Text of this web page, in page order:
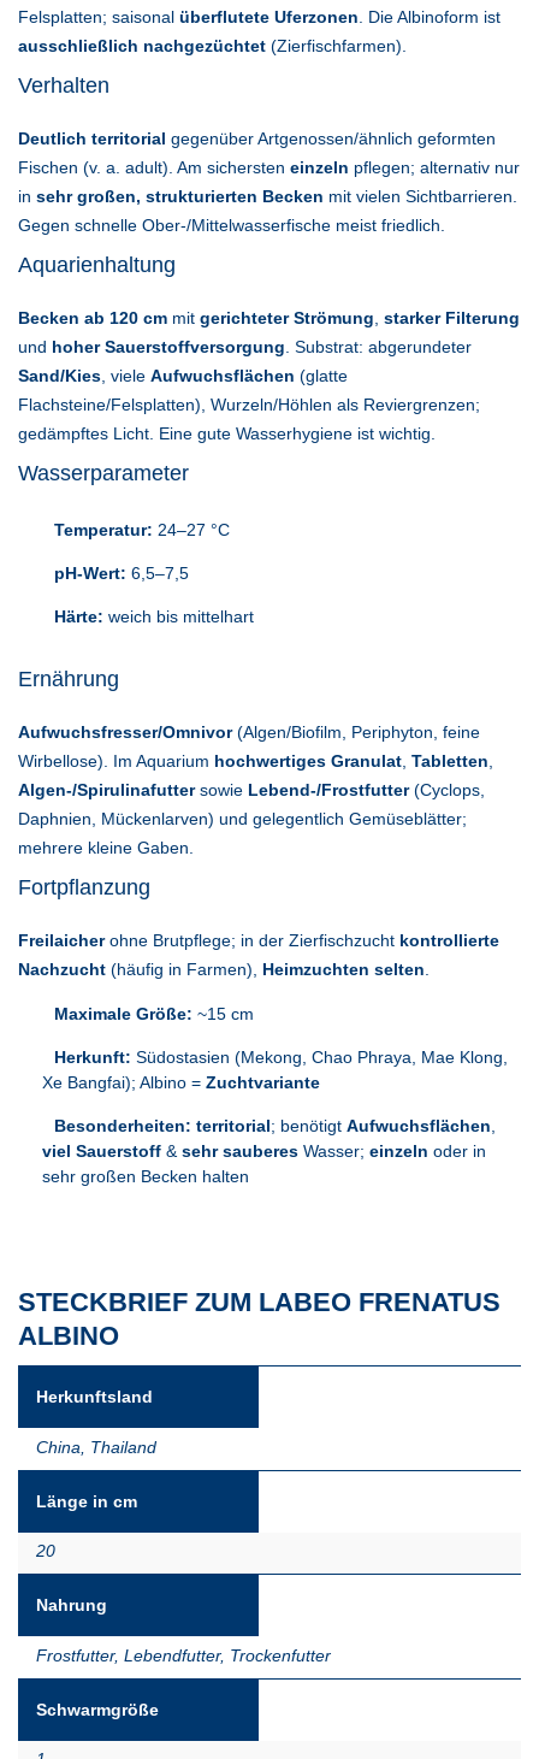
Felsplatten; saisonal überflutete Uferzonen. Die Albinoform ist
ausschließlich nachgezüchtet (Zierfischfarmen).
Verhalten
Deutlich territorial gegenüber Artgenossen/ähnlich geformten
Fischen (v. a. adult). Am sichersten einzeln pflegen; alternativ nur
in sehr großen, strukturierten Becken mit vielen Sichtbarrieren.
Gegen schnelle Ober-/Mittelwasserfische meist friedlich.
Aquarienhaltung
Becken ab 120 cm mit gerichteter Strömung, starker Filterung
und hoher Sauerstoffversorgung. Substrat: abgerundeter
Sand/Kies, viele Aufwuchsflächen (glatte
Flachsteine/Felsplatten), Wurzeln/Höhlen als Reviergrenzen;
gedämpftes Licht. Eine gute Wasserhygiene ist wichtig.
Wasserparameter
Temperatur: 24–27 °C
pH-Wert: 6,5–7,5
Härte: weich bis mittelhart
Ernährung
Aufwuchsfresser/Omnivor(Algen/Biofilm, Periphyton, feine
Wirbellose). Im Aquarium hochwertiges Granulat, Tabletten,
Algen-/Spirulinafuttersowie Lebend-/Frostfutter(Cyclops,
Daphnien, Mückenlarven) und gelegentlich Gemüseblätter;
mehrere kleine Gaben.
Fortpflanzung
Freilaicherohne Brutpflege; in der Zierfischzucht kontrollierte
Nachzucht (häufig in Farmen), Heimzuchten selten.
Maximale Größe: ~15 cm
Herkunft: Südostasien (Mekong, Chao Phraya, Mae Klong,
Xe Bangfai); Albino = Zuchtvariante
Besonderheiten: territorial; benötigt Aufwuchsflächen,
viel Sauerstoff &sehr sauberes Wasser; einzeln oder in
sehr großen Becken halten
STECKBRIEF ZUM LABEO FRENATUS
ALBINO
Herkunftsland
China Thailand
Länge in cm
20
Nahrung
Frostfutter, Lebendfutter, Trockenfutter
Schwarmgröße